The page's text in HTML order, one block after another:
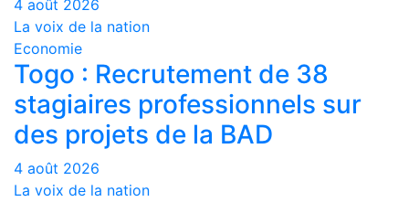
4 août 2026
La voix de la nation
Economie
Togo : Recrutement de 38
stagiaires professionnels sur
des projets de la BAD
4 août 2026
La voix de la nation